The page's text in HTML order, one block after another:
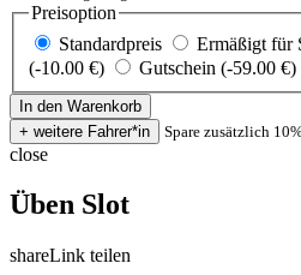
Preisoption
Standardpreis
Ermäßigt für
(-10.00 €)
Gutschein (-59.00 €)
Spare zusätzlich
close
Üben Slot
shareLink teilen